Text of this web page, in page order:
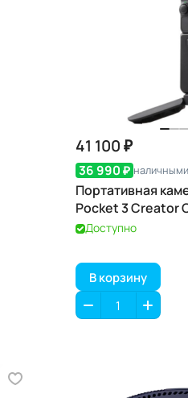
41 100 ₽
36 990 ₽ наличными
Портативная
Pocket 3 Creator
Доступно
В корзину